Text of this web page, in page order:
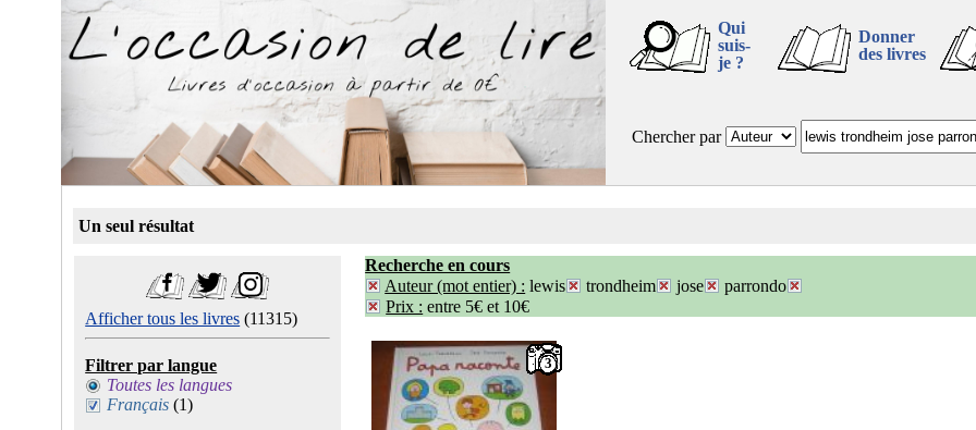
Qui
suis-
je ?
Donner
des livres
Chercher par
Un seul résultat
Afficher tous les livres (11315)
Filtrer par langue
Toutes les langues
Français (1)
Recherche en cours
Auteur (mot entier) : lewis trondheim jose
parrondo
Prix : entre 5€ et 10€
3